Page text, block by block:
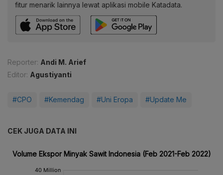
fitur menarik lainnya lewat aplikasi mobile Katadata.
Reporter: Andi M. Arief
Editor: Agustiyanti
#CPO #Kemendag #Uni Eropa #Update Me
CEK JUGA DATA INI